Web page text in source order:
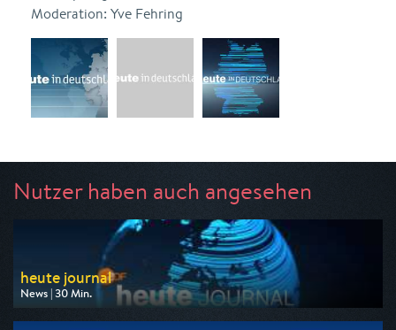
Moderation: Yve Fehring
Nutzer haben auch angesehen
heute journal
News | 30 Min.
Ausgestrahlt von ZDF
am 10.08.2026, 21:45